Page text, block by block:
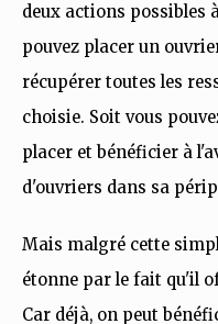
deux actions possibles
pouvez placer un
récupérer toutes les
choisie. Soit vous
placer et bénéficier à
d'ouvriers dans sa
Mais malgré cette
étonne par le fait qu'il
Car déjà, on peut